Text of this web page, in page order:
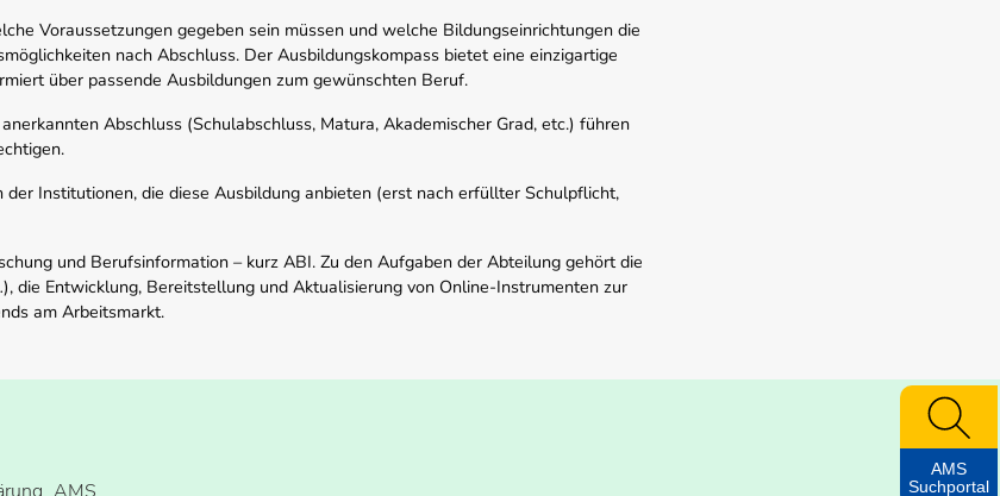
Voraussetzungen gegeben sein müssen und welche Bildungseinrichtungen die
nach Abschluss. Der Ausbildungskompass bietet eine einzigartige
über passende Ausbildungen zum gewünschten Beruf.
Abschluss (Schulabschluss, Matura, Akademischer Grad, etc.) führen
Institutionen, die diese Ausbildung anbieten (erst nach erfüllter Schulpflicht,
und Berufsinformation – kurz ABI. Zu den Aufgaben der Abteilung gehört die
die Entwicklung, Bereitstellung und Aktualisierung von Online-Instrumenten zur
am Arbeitsmarkt.
AMS
Suchportal